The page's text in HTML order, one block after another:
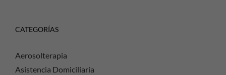
CATEGORÍAS
Aerosolterapia
Asistencia Domiciliaria